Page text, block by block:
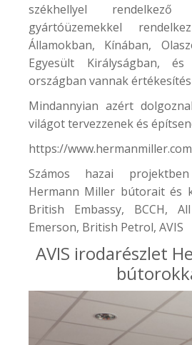
székhellyel rendelkező
gyártóüzemekkel
Államokban, Kínában,
Egyesült Királyságban,
országban vannak
Mindannyian azért
világot tervezzenek és
https://
Számos hazai
Hermann Miller bútorait és
British Embassy, BCCH,
Emerson, British Petrol, AVIS
AVIS irodarészlet